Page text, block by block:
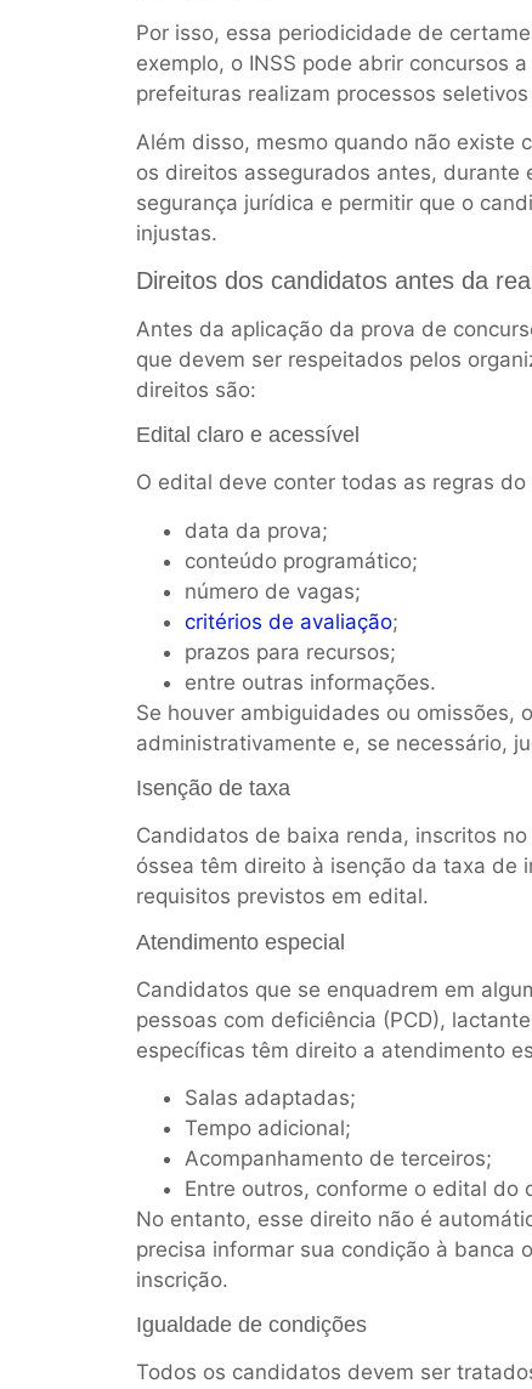
Por isso, essa periodicidade de
exemplo, o INSS pode abrir concursos
prefeituras realizam processos
Além disso, mesmo quando não existe
os direitos assegurados antes, durante
segurança jurídica e permitir que o
injustas.
Direitos dos candidatos antes da
Antes da aplicação da prova de
que devem ser respeitados pelos
direitos são:
Edital claro e acessível
O edital deve conter todas as regras
data da prova;
conteúdo programático;
número de vagas;
critérios de avaliação;
prazos para recursos;
entre outras informações.
Se houver ambiguidades ou omissões,
administrativamente e, se necessário,
Isenção de taxa
Candidatos de baixa renda, inscritos
óssea têm direito à isenção da taxa de
requisitos previstos em edital.
Atendimento especial
Candidatos que se enquadrem em
pessoas com deficiência (PCD),
específicas têm direito a atendimento
Salas adaptadas;
Tempo adicional;
Acompanhamento de terceiros;
Entre outros, conforme o edital do
No entanto, esse direito não é
precisa informar sua condição à banca
inscrição.
Igualdade de condições
Todos os candidatos devem ser